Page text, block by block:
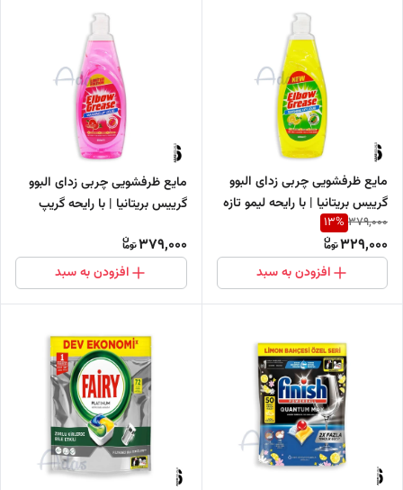
مایع ظرفشویی چربی زدای البوو
گرییس بریتانیا | با رایحه لیمو تازه
379,000
13%
329,000
افزودن به سبد
مایع ظرفشویی چربی زدای البوو
گرییس بریتانیا | با رایحه گریپ
379,000
افزودن به سبد